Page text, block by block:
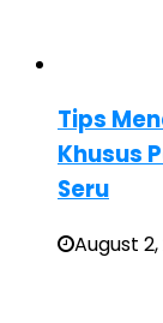
Tips
Khusus
Seru
August